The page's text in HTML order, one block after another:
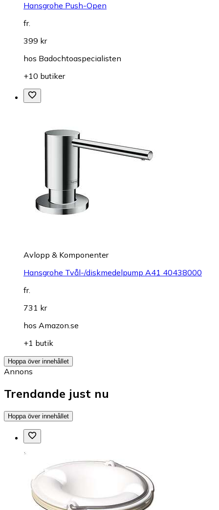
Hansgrohe Push-Open
fr.
399 kr
hos Badochtoaspecialisten
+10 butiker
Avlopp & Komponenter
Hansgrohe Tvål-/diskmedelpump A41 40438000
fr.
731 kr
hos Amazon.se
+1 butik
Hoppa över innehållet
Annons
Trendande just nu
Hoppa över innehållet